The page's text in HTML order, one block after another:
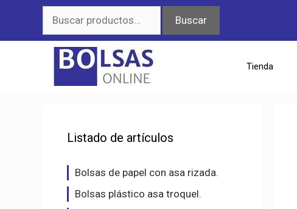
contenido
por:
Buscar
Tienda
Listado de artículos
Bolsas de papel con asa rizada.
Bolsas plástico asa troquel.